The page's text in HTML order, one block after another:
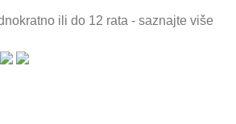
ili do 12 rata - saznajte više